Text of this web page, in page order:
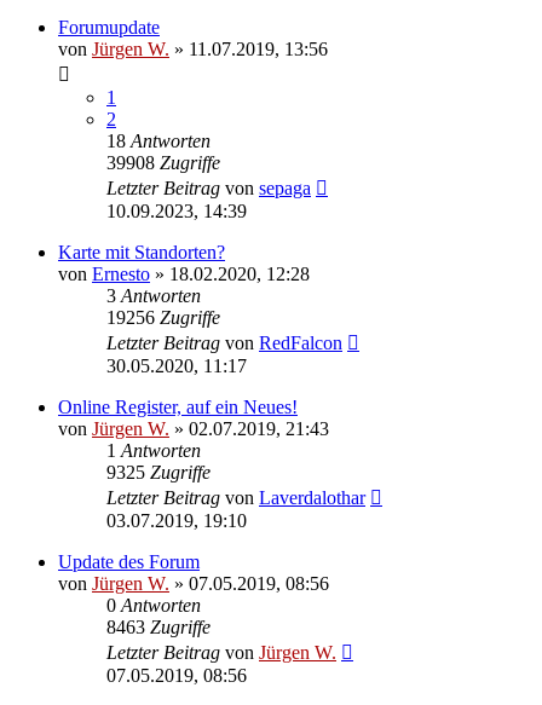
Forumupdate
von Jürgen W. » 11.07.2019, 13:56
1
2
18 Antworten
39908 Zugriffe
Letzter Beitrag von sepaga
10.09.2023, 14:39
Karte mit Standorten?
von Ernesto » 18.02.2020, 12:28
3 Antworten
19256 Zugriffe
Letzter Beitrag von RedFalcon
30.05.2020, 11:17
Online Register, auf ein Neues!
von Jürgen W. » 02.07.2019, 21:43
1 Antworten
9325 Zugriffe
Letzter Beitrag von Laverdalothar
03.07.2019, 19:10
Update des Forum
von Jürgen W. » 07.05.2019, 08:56
0 Antworten
8463 Zugriffe
Letzter Beitrag von Jürgen W.
07.05.2019, 08:56